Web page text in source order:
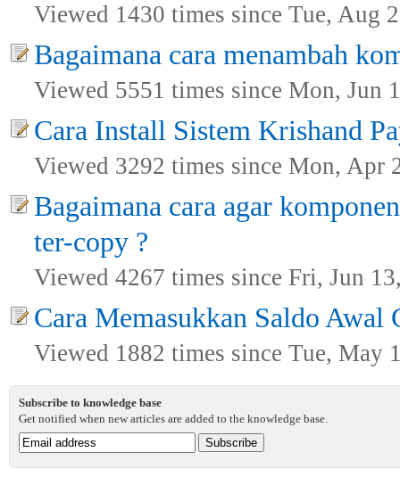
Viewed 1430 times since Tue, Aug
Bagaimana cara menambah
Viewed 5551 times since Mon, Jun
Cara Install Sistem Krishand
Viewed 3292 times since Mon, Apr
Bagaimana cara agar
ter-copy ?
Viewed 4267 times since Fri, Jun
Cara Memasukkan Saldo
Viewed 1882 times since Tue, May
Subscribe to knowledge base
Get notified when new articles are added to the knowledge base.